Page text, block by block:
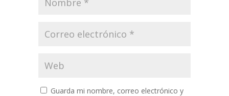
Guarda mi nombre, correo electrónico y